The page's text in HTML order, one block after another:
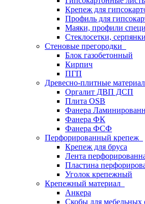
Крепеж для
Профиль для
Маяки, профили
Стеклосетки,
Стеновые прегородки
Блок газобетонный
Кирпич
ПГП
Древесно-плитные
Оргалит ДВП ДСП
Плита OSB
Фанера
Фанера ФК
Фанера ФСФ
Перфорированный крепеж
Крепеж для бруса
Лента
Пластина
Уголок крепежный
Крепежный материал
Анкера
Скобы для мебельных